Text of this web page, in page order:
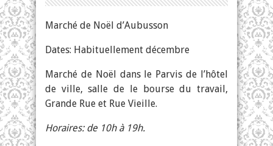
Marché de Noël d’Aubusson
Dates: Habituellement décembre
Marché de Noël dans le Parvis de l’hôtel
de ville, salle de le bourse du travail,
Grande Rue et Rue Vieille.
Horaires: de 10h à 19h.